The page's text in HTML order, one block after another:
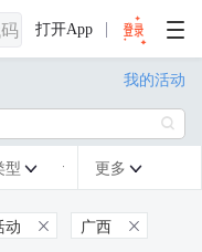
打开App
我的活动

型  更多 
动  广西 